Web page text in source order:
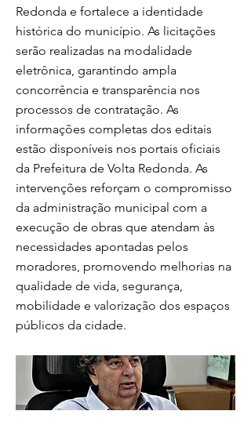
Redonda e fortalece a identidade
histórica do município. As licitações
serão realizadas na modalidade
eletrônica, garantindo ampla
concorrência e transparência nos
processos de contratação. As
informações completas dos editais
estão disponíveis nos portais oficiais
da Prefeitura de Volta Redonda. As
intervenções reforçam o compromisso
da administração municipal com a
execução de obras que atendam às
necessidades apontadas pelos
moradores, promovendo melhorias na
qualidade de vida, segurança,
mobilidade e valorização dos espaços
públicos da cidade.